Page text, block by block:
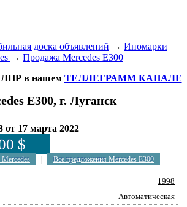
доска объявлений → Иномарки
→ Продажа Mercedes E300
ЛНР в нашем ТЕЛЛЕГРАММ КАНАЛЕ
E300, г. Луганск
от 17 марта 2022
$
Все предложения Mercedes E300
1998
Автоматическая